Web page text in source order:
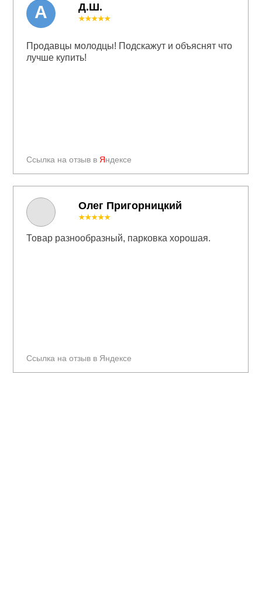
Олег Пригорницкий
Д.Ш.
Ссылка на отзыв в Яндексе
★★★★★
Продавцы молодцы! Подскажут и объяснят что
лучше купить!
А
Ссылка на отзыв в Яндексе
★★★★★
Товар разнообразный, парковка хорошая.